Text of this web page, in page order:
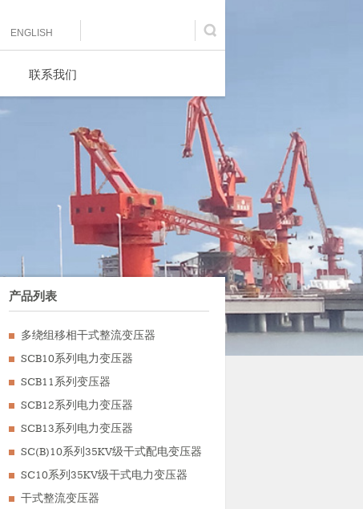
联系我们
ENGLISH
产品列表
多绕组移相干式整流变压器
SCB10系列电力变压器
SCB11系列变压器
SCB12系列电力变压器
SCB13系列电力变压器
SC(B)10系列35KV级干式配电变压器
SC10系列35KV级干式电力变压器
干式整流变压器